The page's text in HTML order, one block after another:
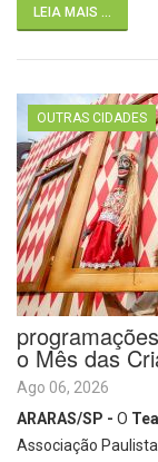
LEIA MAIS ...
OUTRAS CIDADES
o Mês das
Ago 06, 2026
ARARAS/SP - O
Associação